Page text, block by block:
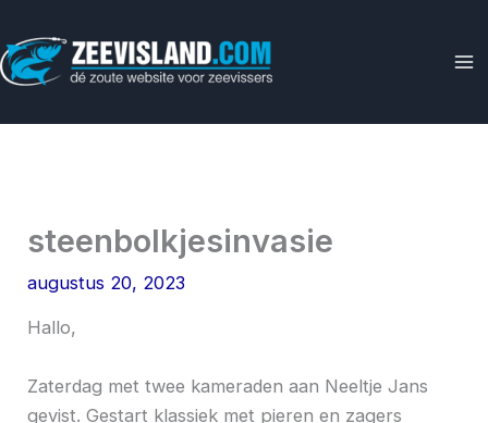
naar
de
steenbolkjesinvasie
augustus 20, 2023
Hallo,
Zaterdag met twee kameraden aan Neeltje Jans
gevist. Gestart klassiek met pieren en zagers